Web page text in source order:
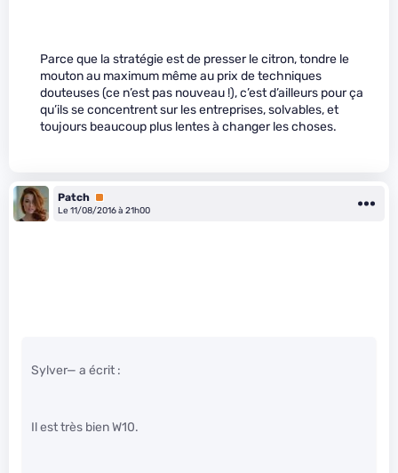
Parce que la stratégie est de presser le citron, tondre le
mouton au maximum même au prix de techniques
douteuses (ce n’est pas nouveau !), c’est d’ailleurs pour ça
qu’ils se concentrent sur les entreprises, solvables, et
toujours beaucoup plus lentes à changer les choses.
Patch Premium
Le 11/08/2016 à 21h00
Sylver— a écrit :
Il est très bien W10.